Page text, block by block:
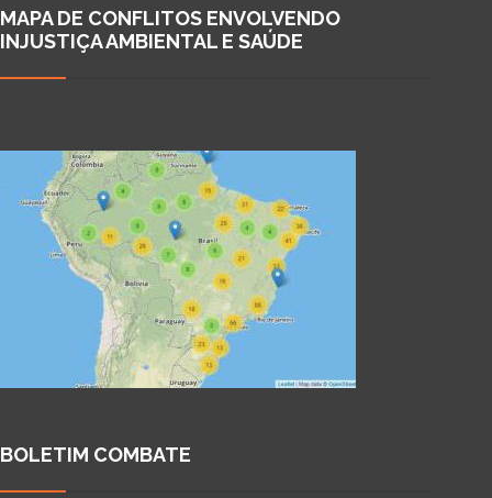
MAPA DE CONFLITOS ENVOLVENDO
INJUSTIÇA AMBIENTAL E SAÚDE
BOLETIM COMBATE